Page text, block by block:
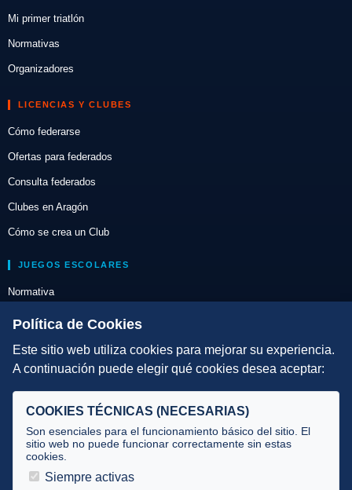
Mi primer triatlón
Normativas
Organizadores
LICENCIAS Y CLUBES
Cómo federarse
Ofertas para federados
Consulta federados
Clubes en Aragón
Cómo se crea un Club
JUEGOS ESCOLARES
Normativa
Escuelas de Triatlón
DIRECCIÓN TÉCNICA
Selecciones
Tecnificación
JUECES Y OFICIALES
Política de Cookies
Este sitio web utiliza cookies para mejorar su experiencia.
A continuación puede elegir qué cookies desea aceptar:
COOKIES TÉCNICAS (NECESARIAS)
Son esenciales para el funcionamiento básico del sitio. El
sitio web no puede funcionar correctamente sin estas
cookies.
Siempre activas